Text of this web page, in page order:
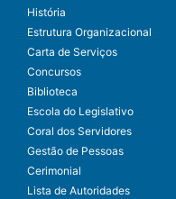
História
Estrutura Organizacional
Carta de Serviços
Concursos
Biblioteca
Escola do Legislativo
Coral dos Servidores
Gestão de Pessoas
Cerimonial
Lista de Autoridades